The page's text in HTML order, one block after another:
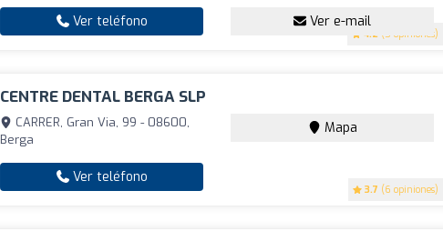
4.2 (5 opiniones)
Ver teléfono Ver e-mail
CENTRE DENTAL BERGA SLP
3.7 (6 opiniones)
CARRER, Gran Via, 99 - 08600,
Berga
Mapa
Ver teléfono